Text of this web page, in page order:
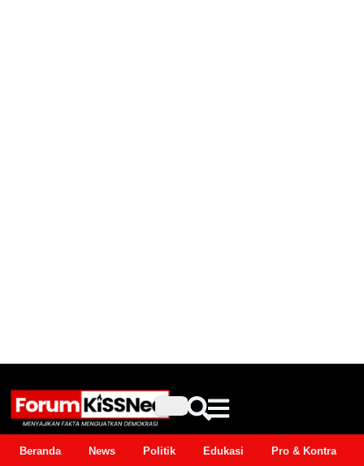
Beranda News Politik Edukasi Pro & Kontra